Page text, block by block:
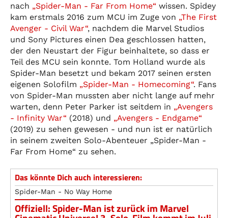
nach „Spider-Man - Far From Home“ wissen. Spidey
kam erstmals 2016 zum MCU im Zuge von „The First
Avenger - Civil War“, nachdem die Marvel Studios
und Sony Pictures einen Dea geschlossen hatten,
der den Neustart der Figur beinhaltete, so dass er
Teil des MCU sein konnte. Tom Holland wurde als
Spider-Man besetzt und bekam 2017 seinen ersten
eigenen Solofilm „Spider-Man - Homecoming“. Fans
von Spider-Man mussten aber nicht lange auf mehr
warten, denn Peter Parker ist seitdem in „Avengers
- Infinity War“ (2018) und „Avengers - Endgame“
(2019) zu sehen gewesen - und nun ist er natürlich
in seinem zweiten Solo-Abenteuer „Spider-Man -
Far From Home“ zu sehen.
Das könnte Dich auch interessieren:
Spider-Man - No Way Home
Offiziell: Spider-Man ist zurück im Marvel